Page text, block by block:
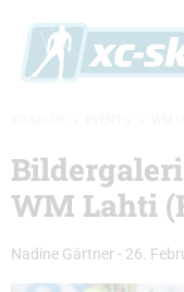
WM Lahti
Nadine Gärtner - 26.